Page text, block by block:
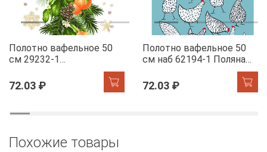
Полотно вафельное 50
см 29232-1
Мандариновый коктель
72.03 ₽
Полотно вафельное 50
см наб 62194-1 Поляна
72.03 ₽
Похожие товары